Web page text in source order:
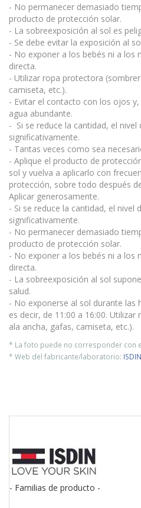
- No permanecer demasiado
producto de protección solar.
- La sobreexposición al sol es
- Se debe evitar la exposición al
- No exponer a los bebés ni a los
directa.
- Utilizar ropa protectora
camiseta, etc.).
- Evitar el contacto con los ojos
agua abundante.
- Si se reduce la cantidad, el
significativamente.
- Tantas veces como sea
- Aplique el producto de
sol y vuelva a aplicarlo con
protección, sobre todo después
Aplicar generosamente.
- Si se reduce la cantidad, el nivel
significativamente.
- No permanecer demasiado
producto de protección solar.
- No exponer a los bebés ni a los
directa.
- La sobreexposición al sol
salud.
- No exponerse al sol durante las
es decir, de 11:00 a 16:00.
ala ancha, gafas, camiseta, etc.).
* La foto puede no corresponder con
* Web del fabricante/laboratorio: ISDIN
- Familias de producto -